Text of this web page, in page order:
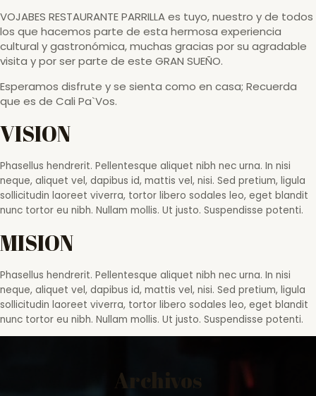
VOJABES RESTAURANTE PARRILLA es tuyo, nuestro y de todos
los que hacemos parte de esta hermosa experiencia
cultural y gastronómica, muchas gracias por su agradable
visita y por ser parte de este GRAN SUEÑO.
Esperamos disfrute y se sienta como en casa; Recuerda
que es de Cali Pa`Vos.
VISION
Phasellus hendrerit. Pellentesque aliquet nibh nec urna. In nisi
neque, aliquet vel, dapibus id, mattis vel, nisi. Sed pretium, ligula
sollicitudin laoreet viverra, tortor libero sodales leo, eget blandit
nunc tortor eu nibh. Nullam mollis. Ut justo. Suspendisse potenti.
MISION
Phasellus hendrerit. Pellentesque aliquet nibh nec urna. In nisi
neque, aliquet vel, dapibus id, mattis vel, nisi. Sed pretium, ligula
sollicitudin laoreet viverra, tortor libero sodales leo, eget blandit
nunc tortor eu nibh. Nullam mollis. Ut justo. Suspendisse potenti.
Archivos